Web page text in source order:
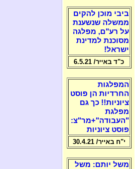
ביבי מוכן להקים
ממשלה שנשענת
על רע"ם, מפלגה
מסוכנת למדינת
ישראל!
כ"ד באייר/ 6.5.21
המפלגות
החרדיות הן פוסט
ציוניות!! כך גם
מפלגת
"העבודה"+מר"צ:
פוסט ציוניות
י"ח באייר/ 30.4.21
משל יותם: משל